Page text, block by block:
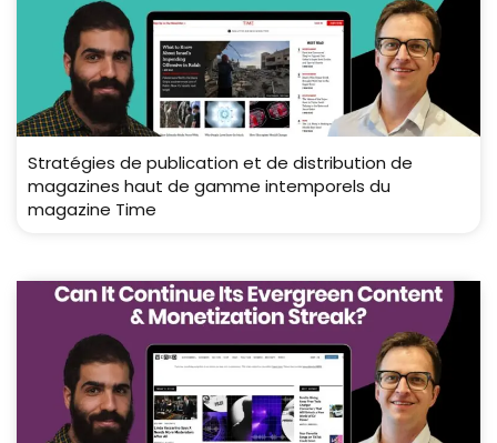
Stratégies de publication et de distribution de
magazines haut de gamme intemporels du
magazine Time